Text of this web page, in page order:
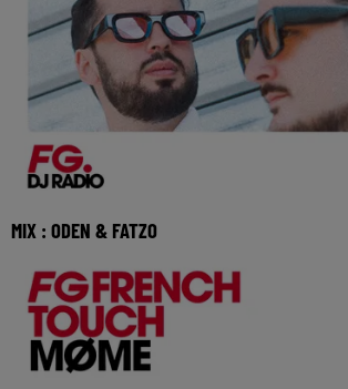
MIX : ODEN & FATZO
mercredi 29 juillet 2026 🎧 Ecoutez Radio F